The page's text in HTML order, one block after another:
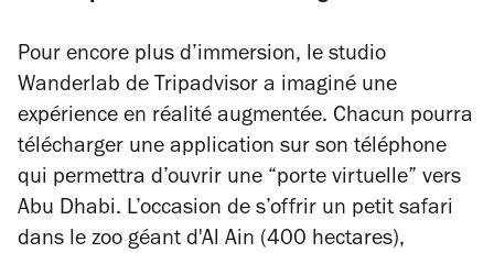
Pour encore plus d’immersion, le studio
Wanderlab de Tripadvisor a imaginé une
expérience en réalité augmentée. Chacun pourra
télécharger une application sur son téléphone
qui permettra d’ouvrir une “porte virtuelle” vers
Abu Dhabi. L’occasion de s’offrir un petit safari
dans le zoo géant d'Al Ain (400 hectares),